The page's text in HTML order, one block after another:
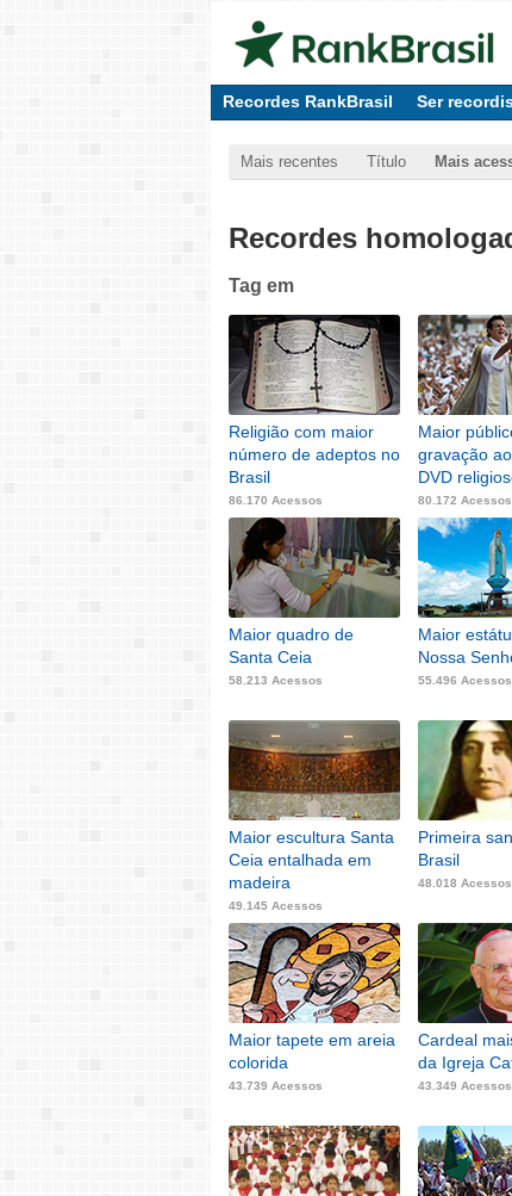
Recordes RankBrasil Ser
Mais recentes Título Mais
Recordes
Tag em
Religião com maior
número de adeptos no
Brasil
86.170 Acessos
Maior
gravação
DVD
80.172 Acessos
Maior quadro de
Santa Ceia
58.213 Acessos
Maior
Nossa
55.496 Acessos
Maior escultura Santa
Ceia entalhada em
madeira
49.145 Acessos
Primeira
Brasil
48.018 Acessos
Maior tapete em areia
colorida
43.739 Acessos
Cardeal
da Igreja
43.349 Acessos